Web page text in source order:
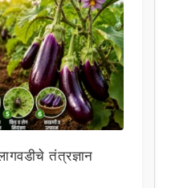
तंत्रज्ञान